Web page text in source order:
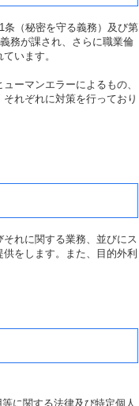
条（秘密を守る義務）及び第
務が課され、さらに職業倫
います。
ーマンエラーによるもの、
れぞれに対策を行っており
れに関する業務、並びにス
をします。また、目的外利
に関する法律及び特定個人